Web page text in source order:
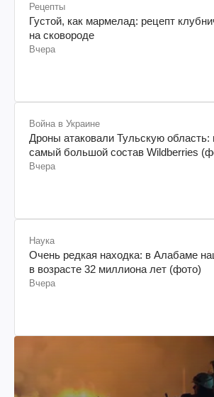
Рецепты
Густой, как мармелад: рецепт
на сковороде
Вчера
Война в Украине
Дроны атаковали Тульскую область:
самый большой состав Wildberries
Вчера
Наука
Очень редкая находка: в Алабаме
в возрасте 32 миллиона лет (фото)
Вчера